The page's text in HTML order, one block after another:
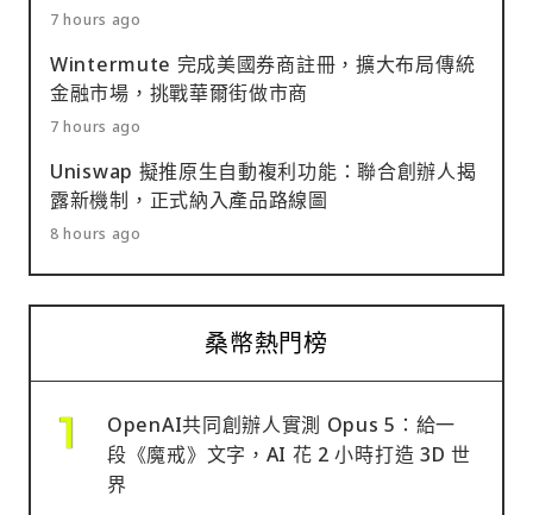
7 hours ago
Wintermute 完成美國券商註冊，擴大布局傳統
金融市場，挑戰華爾街做市商
7 hours ago
Uniswap 擬推原生自動複利功能：聯合創辦人揭
露新機制，正式納入產品路線圖
8 hours ago
桑幣熱門榜
OpenAI共同創辦人實測 Opus 5：給一
段《魔戒》文字，AI 花 2 小時打造 3D 世
界